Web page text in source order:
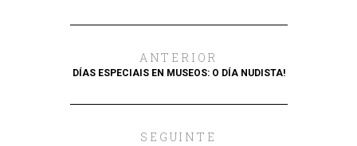
ANTERIOR
DÍAS ESPECIAIS EN MUSEOS: O DÍA NUDISTA!
SEGUINTE